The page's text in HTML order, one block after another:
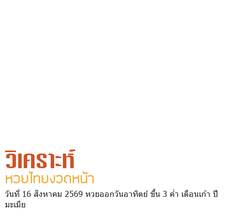
วิเคราะห์
หวยไทยงวดหน้า
วันที่ 16 สิงหาคม 2569 หวยออกวันอาทิตย์ ขึ้น 3 ค่ำ เดือนเก้า ปี
มะเมีย